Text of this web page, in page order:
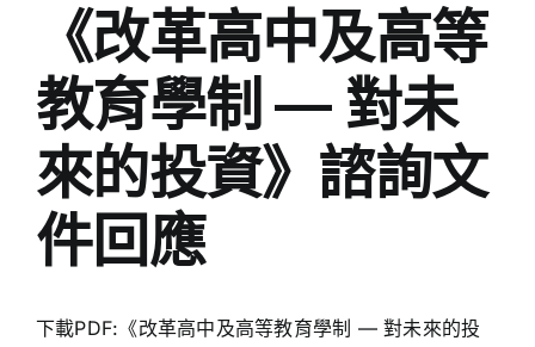
《改革高中及高等
教育學制 — 對未
來的投資》諮詢文
件回應
下載PDF:《改革高中及高等教育學制 — 對未來的投